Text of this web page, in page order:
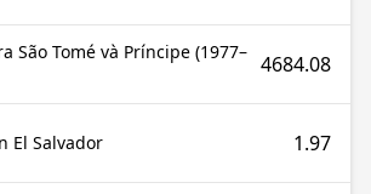
São Tomé và Príncipe (1977– 4684.08
El Salvador 1.97